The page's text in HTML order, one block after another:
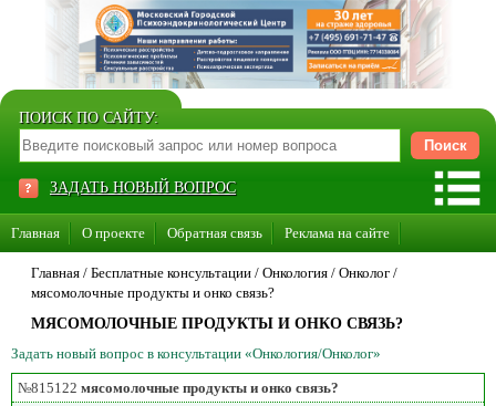
ПОИСК ПО САЙТУ:
ЗАДАТЬ НОВЫЙ ВОПРОС
Главная О проекте Обратная связь Реклама на сайте
Стать консультантом нашего сайта
Главная / Бесплатные консультации / Онкология / Онколог /
мясомолочные продукты и онко связь?
МЯСОМОЛОЧНЫЕ ПРОДУКТЫ И ОНКО СВЯЗЬ?
Задать новый вопрос в консультации «Онкология/Онколог»
№815122 мясомолочные продукты и онко связь?